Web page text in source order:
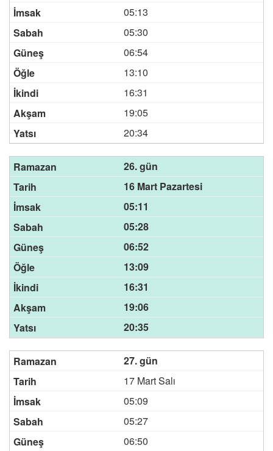
05:13
05:30
06:54
13:10
16:31
19:05
20:34
26. gün
16 Mart Pazartesi
05:11
05:28
06:52
13:09
16:31
19:06
20:35
27. gün
17 Mart Salı
05:09
05:27
06:50